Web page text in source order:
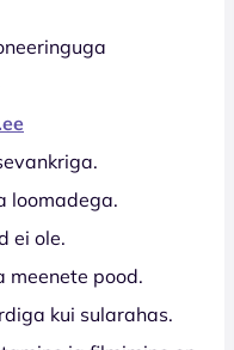
loomadega.
ei ole.
meenete pood.
kui sularahas.